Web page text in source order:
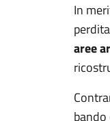
In
aree